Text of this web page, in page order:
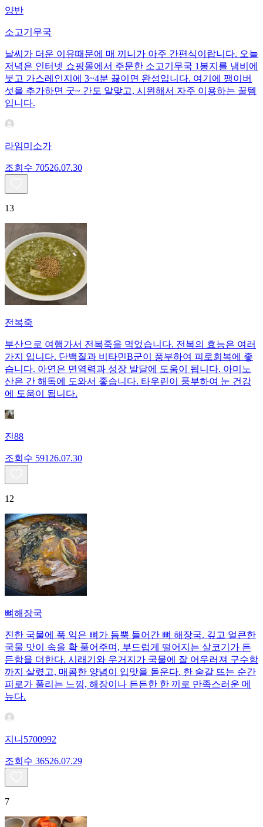
양반
소고기무국
날씨가 더운 이유때문에 매 끼니가 아주 간편식이랍니다. 오늘
저녁은 인터넷 쇼핑몰에서 주문한 소고기무국 1봉지를 냄비에
붓고 가스레인지에 3~4분 끓이면 완성입니다. 여기에 팽이버
섯을 추가하면 굿~ 간도 알맞고, 시윈해서 자주 이용하는 꿀템
입니다.
라임미소가
조회수 70526.07.30
13
전복죽
부산으로 여행가서 전복죽을 먹었습니다. 전복의 효능은 여러
가지 입니다. 단백질과 비타민B군이 풍부하여 피로회복에 좋
습니다. 아연은 면역력과 성장 발달에 도움이 됩니다. 아미노
산은 간 해독에 도와서 좋습니다. 타우린이 풍부하여 눈 건강
에 도움이 됩니다.
진88
조회수 591 26.07.30
12
뼈해장국
진한 국물에 푹 익은 뼈가 듬뿍 들어간 뼈 해장국. 깊고 얼큰한
국물 맛이 속을 확 풀어주며, 부드럽게 떨어지는 살코기가 든
든함을 더한다. 시래기와 우거지가 국물에 잘 어우러져 구수함
까지 살렸고, 매콤한 양념이 입맛을 돋운다. 한 숟갈 뜨는 순간
피로가 풀리는 느낌, 해장이나 든든한 한 끼로 만족스러운 메
뉴다.
지니5700992
조회수 36526.07.29
7